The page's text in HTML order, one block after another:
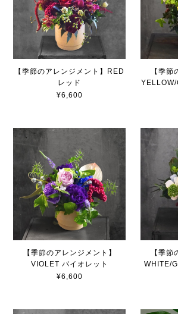
【季節のアレンジメント】RED
レッド
¥6,600
【季節
YELLOW/
【季節のアレンジメント】
VIOLET バイオレット
¥6,600
【季節
WHITE/